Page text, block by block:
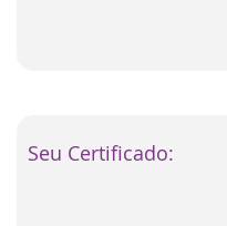
Seu Certificado: